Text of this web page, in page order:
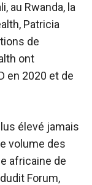
au Rwanda, la
Patricia
de
ont
en 2020 et de
élevé jamais
volume des
africaine de
Forum,